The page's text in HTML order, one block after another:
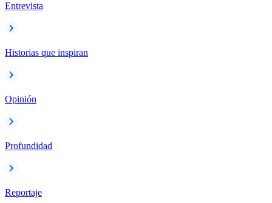
Entrevista
Historias que inspiran
Opinión
Profundidad
Reportaje